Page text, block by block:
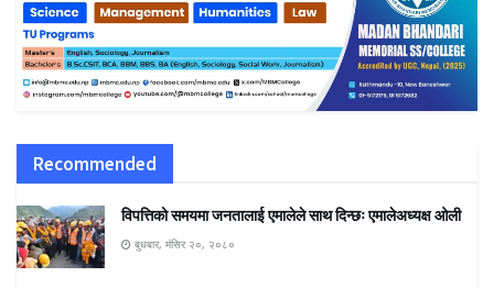
Recommended
विपत्तिको समयमा जनतालाई एमालेले साथ दिन्छः एमालेअध्यक्ष ओली
बुधबार, मंसिर २०, २०८०